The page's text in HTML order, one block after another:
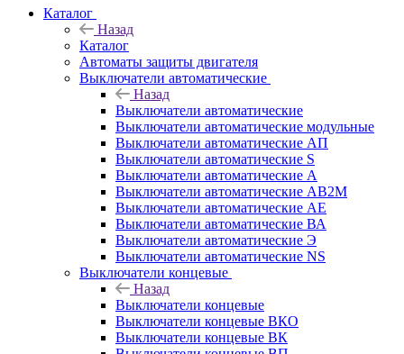
Каталог
Назад
Каталог
Автоматы защиты двигателя
Выключатели автоматические
Назад
Выключатели автоматические
Выключатели автоматические модульные
Выключатели автоматические АП
Выключатели автоматические S
Выключатели автоматические А
Выключатели автоматические АВ2М
Выключатели автоматические АЕ
Выключатели автоматические ВА
Выключатели автоматические Э
Выключатели автоматические NS
Выключатели концевые
Назад
Выключатели концевые
Выключатели концевые ВКО
Выключатели концевые ВК